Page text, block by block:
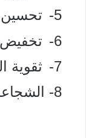
5-
تحسين
6-
7-
ثقوية
8- الشجاعه